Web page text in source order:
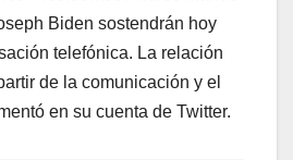
Biden sostendrán hoy
telefónica. La relación
de la comunicación y el
en su cuenta de Twitter.